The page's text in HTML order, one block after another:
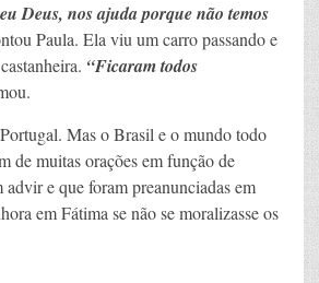
Deus, nos ajuda porque não temos
Paula. Ela viu um carro passando e
“Ficaram todos
Mas o Brasil e o mundo todo
de muitas orações em função de
advir e que foram preanunciadas em
em Fátima se não se moralizasse os